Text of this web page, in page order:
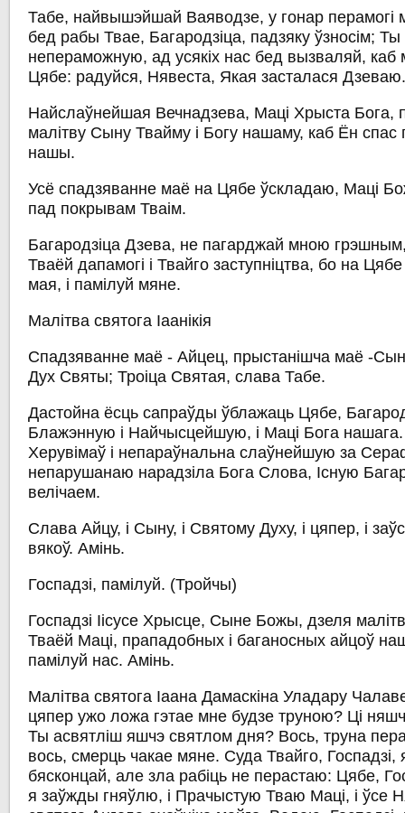
Табе, найвышэйшай Ваяводзе, у гонар
бед рабы Твае, Багародзіца, падзяку ўзносім;
непераможную, ад усякіх нас бед вызваляй, каб
Цябе: радуйся, Нявеста, Якая засталася
Найслаўнейшая Вечнадзева, Маці Хрыста Бога,
малітву Сыну Твайму і Богу нашаму, каб Ён
нашы.
Усё спадзяванне маё на Цябе ўскладаю, Маці
пад покрывам Тваім.
Багародзіца Дзева, не пагарджай мною грэшным,
Тваёй дапамогі і Твайго заступніцтва, бо на
мая, і памілуй мяне.
Малітва святога Іаанікія
Спадзяванне маё - Айцец, прыстанішча маё -
Дух Святы; Троіца Святая, слава Табе.
Дастойна ёсць сапраўды ўблажаць Цябе,
Блажэнную і Найчысцейшую, і Маці Бога
Херувімаў і непараўнальна слаўнейшую за
непарушанаю нарадзіла Бога Слова, Існую
велічаем.
Слава Айцу, і Сыну, і Святому Духу, і цяпер, і
вякоў. Амінь.
Госпадзі, памілуй. (Тройчы)
Госпадзі Іісусе Хрысце, Сыне Божы, дзеля
Тваёй Маці, прападобных і баганосных айцоў
памілуй нас. Амінь.
Малітва святога Іаана Дамаскіна Уладару
цяпер ужо ложа гэтае мне будзе труною? Ці
Ты асвятліш яшчэ святлом дня? Вось, труна
вось, смерць чакае мяне. Суда Твайго, Госпадзі,
бясконцай, але зла рабіць не перастаю: Цябе,
я заўжды гняўлю, і Прачыстую Тваю Маці, і ўсе